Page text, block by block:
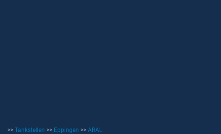
>> Tankstellen >> Eppingen >> ARAL